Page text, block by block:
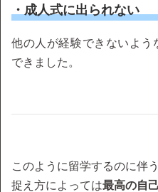
・成人式に出られない
他の人が経験できないよ
できました。
このように留学するのに伴
捉え方によっては最高の自